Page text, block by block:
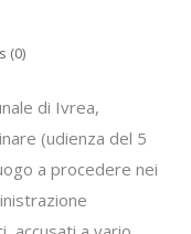
(0)
di Ivrea,
(udienza del 5
a procedere nei